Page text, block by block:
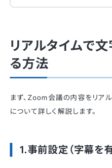
リアルタイムで文
る方法
まず、Zoom会議の内容をリア
について詳しく解説します。
1.事前設定（字幕を